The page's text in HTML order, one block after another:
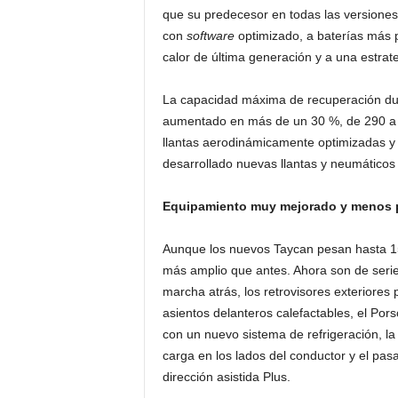
que su predecesor en todas las
con softwareoptimizado, a baterías más
calor de última generación y a una
La capacidad máxima de recuperación
aumentado en más de un 30 %, de 290
llantas aerodinámicamente optimizadas
desarrollado nuevas llantas y
Equipamiento muy mejorado y menos
Aunque los nuevos Taycan pesan hasta
más amplio que antes. Ahora son de
marcha atrás, los retrovisores exteriores
asientos delanteros calefactables, el
con un nuevo sistema de refrigeración,
carga en los lados del conductor y el
dirección asistida Plus.